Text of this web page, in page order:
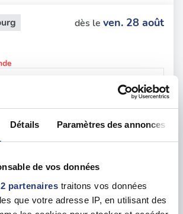
Détails Paramètres des annonces
de vos données
partenaires traitons vos données
que votre adresse IP, en utilisant des
dès le ven. 28 août
Av. de Colmar, 67100 Strasbourg